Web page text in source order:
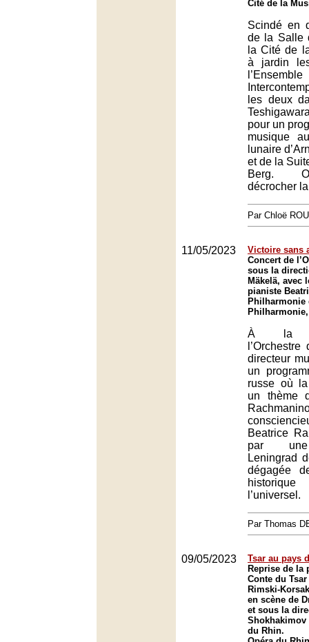
Cité de la
Scindé en
de la Salle
la Cité de
à jardin
l’Ensemble
les deux
pour un
musique
lunaire
et de la
Berg.
décrocher
Par Chloë
11/05/2023
Victoire sans
Concert de
sous la
Mäkelä, avec
pianiste
Philharmonie
À la
directeur
un
russe où
un thème
Beatrice
par une
Leningrad
dégagée
historique
l’universel.
Par Thomas
09/05/2023
Tsar au pays
Reprise de la
Conte du
Rimski-
en scène de
et sous la
Shokhakimov
du Rhin.